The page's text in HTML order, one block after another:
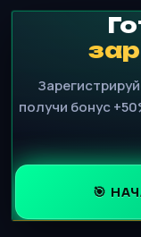
получи бонус
🎯